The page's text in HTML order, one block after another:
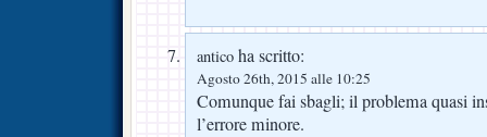
antico ha scritto:
Agosto 26th, 2015 alle 10:25
Comunque fai sbagli; il problema quasi
l’errore minore.